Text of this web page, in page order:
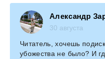
Александр
30 августа
Читатель, хочешь
убожества не было? И